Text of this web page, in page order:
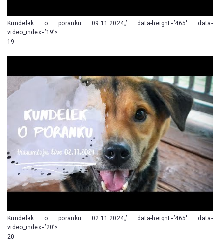
Kundelek o poranku 09.11.2024„’ data-height=’465′ data-
video_index=’19’>
19
Kundelek o poranku 02.11.2024„’ data-height=’465′ data-
video_index=’20’>
20